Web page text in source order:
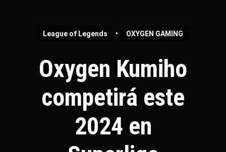
League of Legends • OXYGEN GAMING
Oxygen Kumiho
competirá este
2024 en